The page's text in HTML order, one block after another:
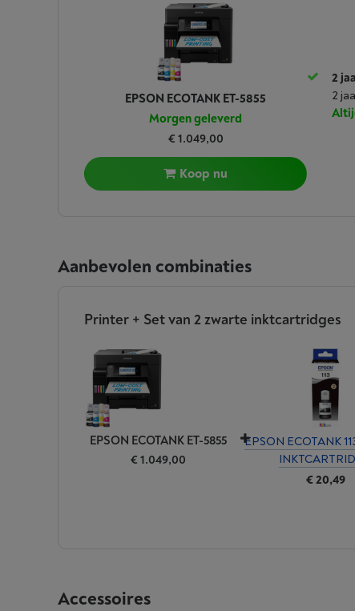
EPSON ECOTANK ET-5855
Morgen geleverd
€ 1.049,00
Koop nu
2
2
Aanbevolen combinaties
Printer + Set van 2 zwarte inktcartridges
EPSON ECOTANK ET-5855
€ 1.049,00
EPSON ECOTANK
€ 20,49
Accessoires